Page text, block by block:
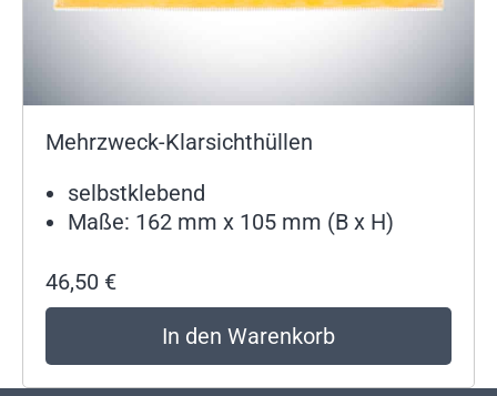
Mehrzweck-Klarsichthüllen
selbstklebend
Maße: 162 mm x 105 mm (B x H)
46,50 €
In den Warenkorb